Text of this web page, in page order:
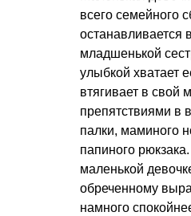
всего семейного
останавливается
младшенькой
улыбкой хватает
втягивает в свой
препятствиями в
палки, маминого
папиного
маленькой
обреченному
намного